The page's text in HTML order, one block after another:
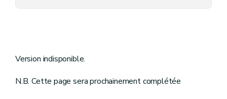
Version indisponible.
N.B. Cette page sera prochainement complétée